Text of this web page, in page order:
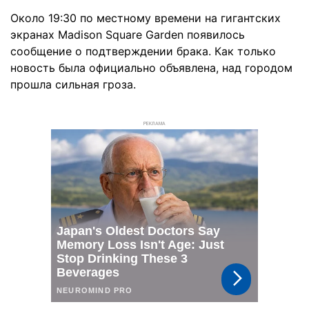
Около 19:30 по местному времени на гигантских
экранах Madison Square Garden появилось
сообщение о подтверждении брака. Как только
новость была официально объявлена, над городом
прошла сильная гроза.
РЕКЛАМА